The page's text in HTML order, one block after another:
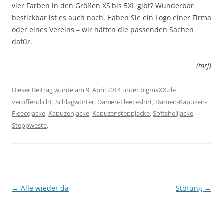
vier Farben in den Größen XS bis 5XL gibt? Wunderbar
bestickbar ist es auch noch. Haben Sie ein Logo einer Firma
oder eines Vereins – wir hätten die passenden Sachen
dafür.
(mrj)
Dieser Beitrag wurde am 9. April 2014unter bigmaXX.de
veröffentlicht. Schlagwörter: Damen-Fleeceshirt, Damen-Kapuzen-
Fleecejacke, Kapuzenjacke, Kapuzensteppjacke,Softshelljacke,
Steppweste.
Beitragsnavigation
← Alle wieder da Störung →